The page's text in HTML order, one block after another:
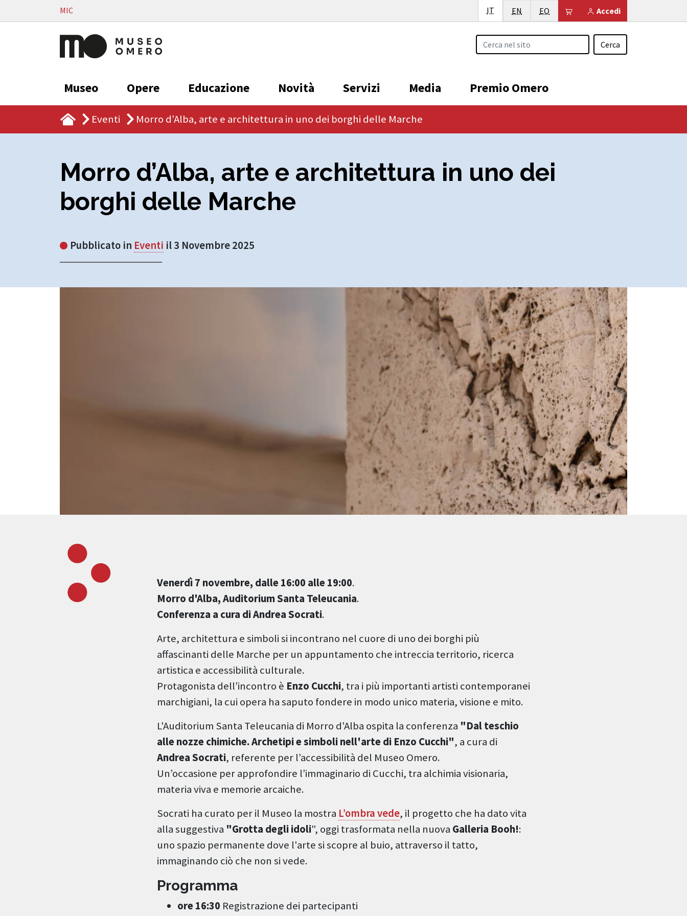
Vai al contenutoMIC Accedi
Il tuo carrello è vuoto
IT Italiano
EN English
EO Esperanto
Cerca
Museo Opere Educazione Novità Servizi Media Premio Omero
Eventi Morro d’Alba, arte e architettura in uno dei borghi delle Marche
Morro d’Alba, arte e architettura in uno dei
borghi delle Marche
Pubblicato in Eventi il 3 Novembre 2025
Venerdì 7 novembre, dalle 16:00 alle 19:00.
Morro d'Alba, Auditorium Santa Teleucania.
Conferenza a cura di Andrea Socrati.
Arte, architettura e simboli si incontrano nel cuore di uno dei borghi più
affascinanti delle Marche per un appuntamento che intreccia territorio, ricerca
artistica e accessibilità culturale.
Protagonista dell’incontro è Enzo Cucchi, tra i più importanti artisti contemporanei
marchigiani, la cui opera ha saputo fondere in modo unico materia, visione e mito.
L'Auditorium Santa Teleucania di Morro d'Alba ospita la conferenza "Dal teschio
alle nozze chimiche. Archetipi e simboli nell'arte di Enzo Cucchi", a cura di
Andrea Socrati, referente per l’accessibilità del Museo Omero.
Un’occasione per approfondire l’immaginario di Cucchi, tra alchimia visionaria,
materia viva e memorie arcaiche.
Socrati ha curato per il Museo la mostra L’ombra vede, il progetto che ha dato vita
alla suggestiva "Grotta degli idoli", oggi trasformata nella nuova Galleria Booh!:
uno spazio permanente dove l'arte si scopre al buio, attraverso il tatto,
immaginando ciò che non si vede.
Programma
ore 16:30 Registrazione dei partecipanti